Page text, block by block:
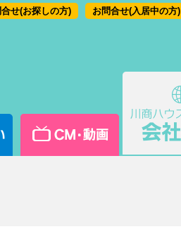
お問合せ(入居中の方)
せ(お探しの方)